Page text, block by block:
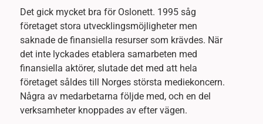
Det gick mycket bra för Oslonett. 1995 såg
företaget stora utvecklingsmöjligheter men
saknade de finansiella resurser som krävdes. När
det inte lyckades etablera samarbeten med
finansiella aktörer, slutade det med att hela
företaget såldes till Norges största mediekoncern.
Några av medarbetarna följde med, och en del
verksamheter knoppades av efter vägen.